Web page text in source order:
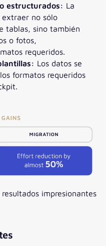
estructurados: La
no sólo
tablas, sino también
o fotos,
requeridos.
Los datos se
formatos requeridos
impresionantes